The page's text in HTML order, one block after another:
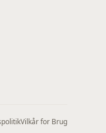
Vilkår for Brug